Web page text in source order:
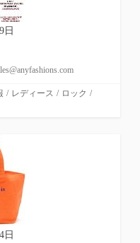
日
/ レディース / ロック /
日